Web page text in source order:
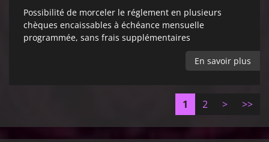
Possibilité de morceler le réglement en plusieurs
chèques encaissables à échéance mensuelle
programmée, sans frais supplémentaires
En savoir plus
1 2 > >>